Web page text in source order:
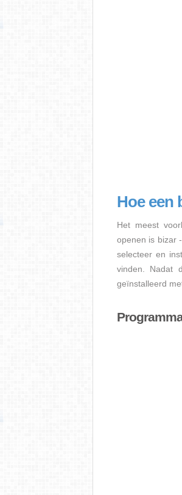
Hoe een
Het meest
openen is bizar
selecteer en
vinden. Nadat
geïnstalleerd